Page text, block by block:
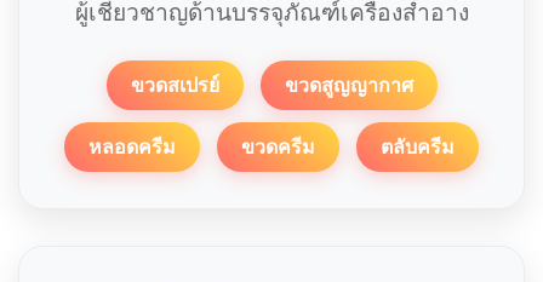
ผู้เชี่ยวชาญด้านบรรจุภัณฑ์เครื่องสำอาง
ขวดสเปรย์ ขวดสูญญากาศ
หลอดครีม ขวดครีม ตลับครีม